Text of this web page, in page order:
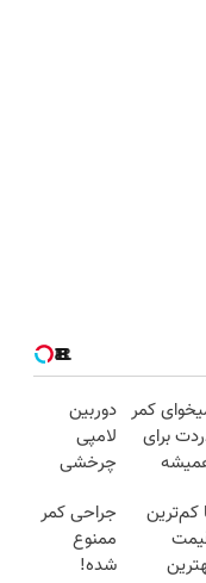
کمر
برای
پر کن!
دوربین
لامپی
چرخشی
فقط امروز
حراج شد🔥
پرداخت
کم‌ترین
جراحی کمر
ممنوع
شده!